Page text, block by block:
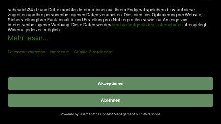
FOCUS Money – Branchensieger „Rund ums Haus“
DIE WELT – Service-Champion im erlebten Kundenservice
DIE WELT – Branchengewinner Gold-Rang (Türen, Tore &
Antriebe)
AGB Impressum Widerruf Datenschutz
Cookie-
Einstellungen
© 2026 SCHEURICH GmbH